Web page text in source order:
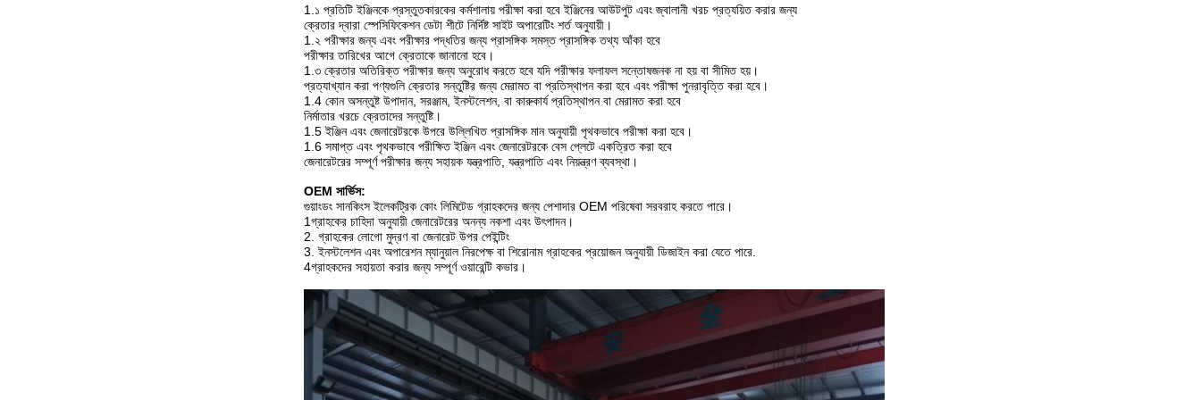
1.১ প্রতিটি ইঞ্জিনকে প্রস্তুতকারকের কর্মশালায় পরীক্ষা করা হবে ইঞ্জিনের আউটপুট এবং জ্বালানী খরচ প্রত্যয়িত করার জন্য
ক্রেতার দ্বারা স্পেসিফিকেশন ডেটা শীটে নির্দিষ্ট সাইট অপারেটিং শর্ত অনুযায়ী।
1.২ পরীক্ষার জন্য এবং পরীক্ষার পদ্ধতির জন্য প্রাসঙ্গিক সমস্ত প্রাসঙ্গিক তথ্য আঁকা হবে
পরীক্ষার তারিখের আগে ক্রেতাকে জানানো হবে।
1.৩ ক্রেতার অতিরিক্ত পরীক্ষার জন্য অনুরোধ করতে হবে যদি পরীক্ষার ফলাফল সন্তোষজনক না হয় বা সীমিত হয়।
প্রত্যাখ্যান করা পণ্যগুলি ক্রেতার সন্তুষ্টির জন্য মেরামত বা প্রতিস্থাপন করা হবে এবং পরীক্ষা পুনরাবৃত্তি করা হবে।
1.4 কোন অসন্তুষ্ট উপাদান, সরঞ্জাম, ইনস্টলেশন, বা কারুকার্য প্রতিস্থাপন বা মেরামত করা হবে
নির্মাতার খরচে ক্রেতাদের সন্তুষ্টি।
1.5 ইঞ্জিন এবং জেনারেটরকে উপরে উল্লিখিত প্রাসঙ্গিক মান অনুযায়ী পৃথকভাবে পরীক্ষা করা হবে।
1.6 সমাপ্ত এবং পৃথকভাবে পরীক্ষিত ইঞ্জিন এবং জেনারেটরকে বেস প্লেটে একত্রিত করা হবে
জেনারেটরের সম্পূর্ণ পরীক্ষার জন্য সহায়ক যন্ত্রপাতি, যন্ত্রপাতি এবং নিয়ন্ত্রণ ব্যবস্থা।
OEM সার্ভিস:
গুয়াংডং সানকিংস ইলেকট্রিক কোং লিমিটেড গ্রাহকদের জন্য পেশাদার OEM পরিষেবা সরবরাহ করতে পারে।
1গ্রাহকের চাহিদা অনুযায়ী জেনারেটরের অনন্য নকশা এবং উৎপাদন।
2. গ্রাহকের লোগো মুদ্রণ বা জেনারেট উপর পেইন্টিং
3. ইনস্টলেশন এবং অপারেশন ম্যানুয়াল নিরপেক্ষ বা শিরোনাম গ্রাহকের প্রয়োজন অনুযায়ী ডিজাইন করা যেতে পারে.
4গ্রাহকদের সহায়তা করার জন্য সম্পূর্ণ ওয়ারেন্টি কভার।